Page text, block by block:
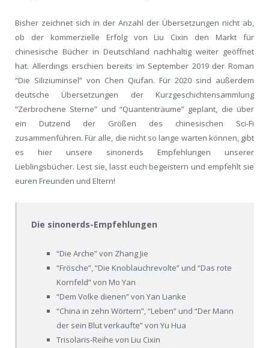
Bisher zeichnet sich in der Anzahl der Übersetzungen nicht ab,
ob der kommerzielle Erfolg von Liu Cixin den Markt für
chinesische Bücher in Deutschland nachhaltig weiter geöffnet
hat. Allerdings erschien bereits im September 2019 der Roman
“Die Siliziuminsel” von Chen Qiufan. Für 2020 sind außerdem
deutsche Übersetzungen der Kurzgeschichtensammlung
“Zerbrochene Sterne” und “Quantenträume” geplant, die über
ein Dutzend der Größen des chinesischen Sci-Fi
zusammenführen. Für alle, die nicht so lange warten können, gibt
es hier unsere sinonerds Empfehlungen unserer
Lieblingsbücher. Lest sie, lasst euch begeistern und empfehlt sie
euren Freunden und Eltern!
Die sinonerds-Empfehlungen
“Die Arche” von Zhang Jie
“Frösche”, “Die Knoblauchrevolte” und “Das rote
Kornfeld” von Mo Yan
“Dem Volke dienen” von Yan Lianke
“China in zehn Wörtern”, “Leben” und “Der Mann
der sein Blut verkaufte” von Yu Hua
Trisolaris-Reihe von Liu Cixin